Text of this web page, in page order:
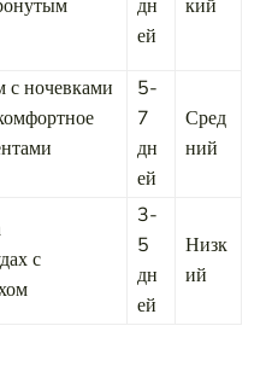
дн
ей
кий
с ночевками
5-
7
дн
ей
Сред
ний
с
3-
5
дн
ей
Низк
ий